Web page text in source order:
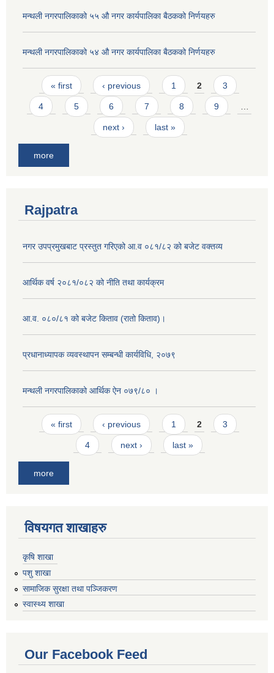
मन्थली नगरपालिकाको ५५ औ नगर कार्यपालिका बैठकको निर्णयहरु
मन्थली नगरपालिकाको ५४ औ नगर कार्यपालिका बैठकको निर्णयहरु
Pages
« first ‹ previous 1 2 3
4 5 6 7 8 9
next › last »
more
Rajpatra
नगर उपप्रमुखबाट प्रस्तुत गरिएको आ.व ०८१/८२ को बजेट वक्तव्य
आर्थिक वर्ष २०८१/०८२ को नीति तथा कार्यक्रम
आ.व. ०८०/८१ को बजेट किताव (रातो किताव)।
प्रधानाध्यापक व्यवस्थापन सम्बन्धी कार्यविधि, २०७९
मन्थली नगरपालिकाको आर्थिक ऐन ०७९/८० ।
Pages
« first ‹ previous 1 2 3
4 next › last »
more
विषयगत शाखाहरु
कृषि शाखा
पशु शाखा
सामाजिक सुरक्षा तथा पञ्जिकरण
स्वास्थ्य शाखा
Our Facebook Feed